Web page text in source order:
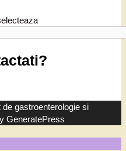
gastroenterologie si
GeneratePress